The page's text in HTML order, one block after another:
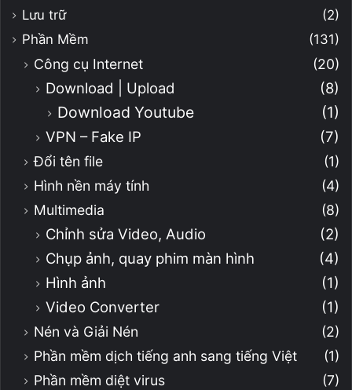
Lưu trữ
(2)
Phần Mềm
(131)
Công cụ Internet (20)
Download | Upload (8)
Download Youtube (1)
VPN – Fake IP (7)
Đổi tên file
(1)
Hình nền máy tính
(4)
Multimedia
(8)
Chỉnh sửa Video, Audio
(2)
Chụp ảnh, quay phim màn hình
(4)
Hình ảnh
(1)
Video Converter
(1)
Nén và Giải Nén
(2)
Phần mềm dịch tiếng anh sang tiếng Việt
(1)
Phần mềm diệt virus
(7)